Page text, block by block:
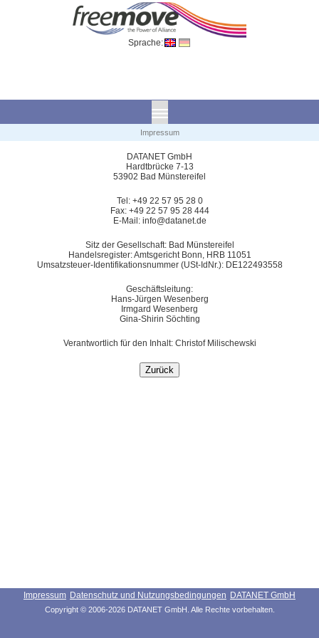
Sprache:
Impressum
DATANET GmbH
Hardtbrücke 7-13
53902 Bad Münstereifel
Tel: +49 22 57 95 28 0
Fax: +49 22 57 95 28 444
E-Mail: info@datanet.de
Sitz der Gesellschaft: Bad Münstereifel
Handelsregister: Amtsgericht Bonn, HRB 11051
Umsatzsteuer-Identifikationsnummer (USt-IdNr.): DE122493558
Geschäftsleitung:
Hans-Jürgen Wesenberg
Irmgard Wesenberg
Gina-Shirin Söchting
Verantwortlich für den Inhalt: Christof Milischewski
Impressum Datenschutz und Nutzungsbedingungen DATANET GmbH
Copyright © 2006-2026 DATANET GmbH. Alle Rechte vorbehalten.